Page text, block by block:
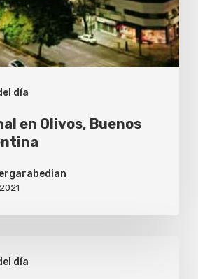
día
en Olivos, Buenos
día